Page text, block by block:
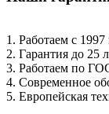
1. Работаем с 1997
2. Гарантия до 25
3. Работаем по
4. Современное
5. Европейская